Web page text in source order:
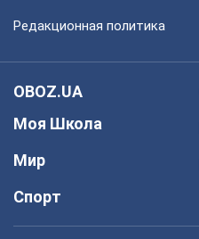
Редакционная политика
OBOZ.UA
Моя Школа
Мир
Спорт